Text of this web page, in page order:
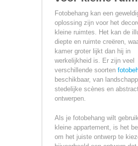
Fotobehang kan een
oplossing zijn voor het
kleine ruimtes. Het kan de
diepte en ruimte creëren,
kamer groter lijkt dan hij in
werkelijkheid is. Er zijn veel
verschillende soorten
beschikbaar, van
stedelijke scènes en
ontwerpen.
Als je fotobehang wilt
kleine appartement, is het
om het juiste ontwerp te